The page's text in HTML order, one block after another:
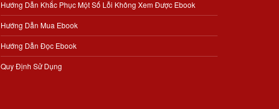
Hướng Dẫn Khắc Phục Một Số Lỗi Không Xem Được Ebook
Hướng Dẫn Mua Ebook
Hướng Dẫn Đọc Ebook
Quy Định Sử Dụng